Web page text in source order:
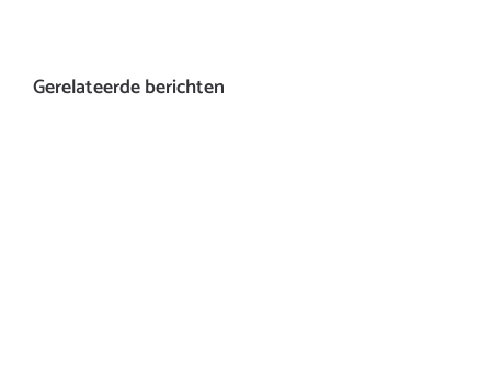
Gerelateerde berichten